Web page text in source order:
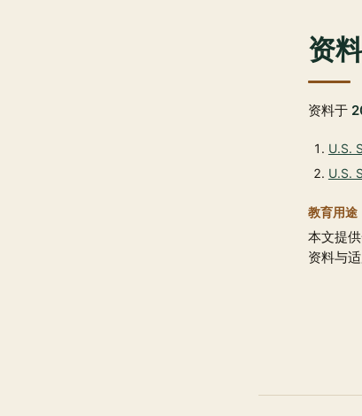
资
资料于
U.S.
U.S.
教育用途
本文提
资料与